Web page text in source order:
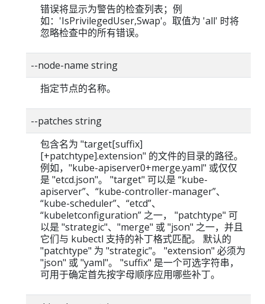
错误将显示为警告的检查列表；例
如：'IsPrivilegedUser,Swap'。取值为 'all' 时将
忽略检查中的所有错误。
--node-name string
指定节点的名称。
--patches string
包含名为 "target[suffix]
[+patchtype].extension" 的文件的目录的路径。
例如，"kube-apiserver0+merge.yaml" 或仅仅
是 "etcd.json"。 "target" 可以是 “kube-
apiserver”、“kube-controller-manager”、
“kube-scheduler”、“etcd”、
“kubeletconfiguration” 之一， "patchtype" 可
以是 "strategic"、"merge" 或 "json" 之一，并且
它们与 kubectl 支持的补丁格式匹配。 默认的
"patchtype" 为 "strategic"。 "extension" 必须为
"json" 或 "yaml"。 "suffix" 是一个可选字符串，
可用于确定首先按字母顺序应用哪些补丁。